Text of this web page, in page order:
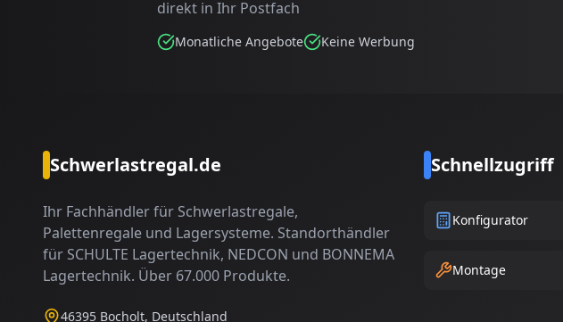
direkt in Ihr Postfach
Monatliche Angebote Keine Werbung
Schwerlastregal.de
Ihr Fachhändler für Schwerlastregale,
Palettenregale und Lagersysteme. Standorthändler
für SCHULTE Lagertechnik, NEDCON und BONNEMA
Lagertechnik. Über 67.000 Produkte.
46395 Bocholt, Deutschland
Schnellzugriff
Konfigurator
Montage